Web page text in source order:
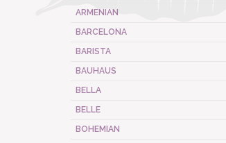
ARMENIAN
BARCELONA
BARISTA
BAUHAUS
BELLA
BELLE
BOHEMIAN